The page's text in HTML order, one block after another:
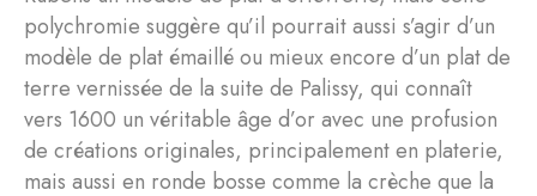
polychromie suggère qu’il pourrait aussi s’agir d’un
modèle de plat émaillé ou mieux encore d’un plat de
terre vernissée de la suite de Palissy, qui connaît
vers 1600 un véritable âge d’or avec une profusion
de créations originales, principalement en platerie,
mais aussi en ronde bosse comme la crèche que la